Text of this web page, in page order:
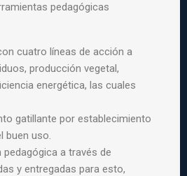
pedagógicas
cuatro líneas de acción a
producción vegetal,
energética, las cuales
gatillante por establecimiento
buen uso.
a través de
y entregadas para esto,